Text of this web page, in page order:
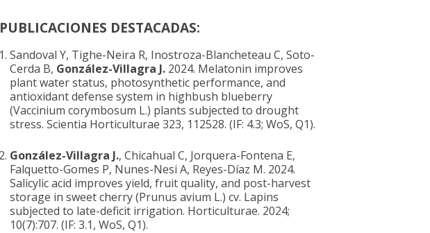
PUBLICACIONES DESTACADAS:
Sandoval Y, Tighe-Neira R, Inostroza-Blancheteau C, Soto-
Cerda B, González-Villagra J.2024. Melatonin improves
plant water status, photosynthetic performance, and
antioxidant defense system in highbush blueberry
(Vaccinium corymbosum L.) plants subjected to drought
stress. Scientia Horticulturae 323, 112528. (IF: 4.3; WoS, Q1).
González-Villagra J., Chicahual C, Jorquera-Fontena E,
Falquetto-Gomes P, Nunes-Nesi A, Reyes-Díaz M. 2024.
Salicylic acid improves yield, fruit quality, and post-harvest
storage in sweet cherry (Prunus avium L.) cv. Lapins
subjected to late-deficit irrigation. Horticulturae. 2024;
10(7):707. (IF: 3.1, WoS, Q1).